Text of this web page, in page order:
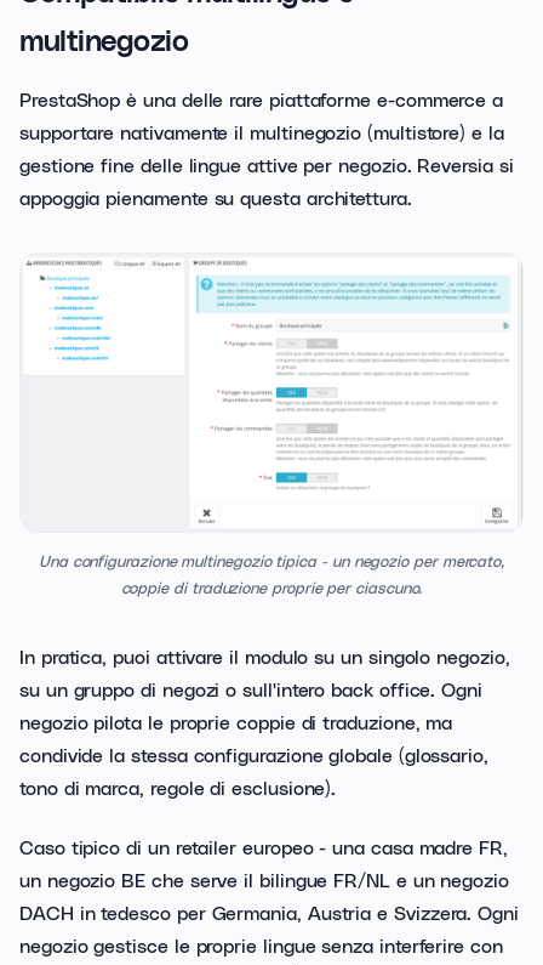
multinegozio
PrestaShop è una delle rare piattaforme e-commerce a
supportare nativamente il multinegozio (multistore) e la
gestione fine delle lingue attive per negozio. Reversia si
appoggia pienamente su questa architettura.
Una configurazione multinegozio tipica - un negozio per mercato,
coppie di traduzione proprie per ciascuno.
In pratica, puoi attivare il modulo su un singolo negozio,
su un gruppo di negozi o sull'intero back office. Ogni
negozio pilota le proprie coppie di traduzione, ma
condivide la stessa configurazione globale (glossario,
tono di marca, regole di esclusione).
Caso tipico di un retailer europeo - una casa madre FR,
un negozio BE che serve il bilingue FR/NL e un negozio
DACH in tedesco per Germania, Austria e Svizzera. Ogni
negozio gestisce le proprie lingue senza interferire con